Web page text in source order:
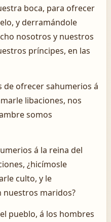
boca, para ofrecer
y derramándole
nosotros y nuestros
príncipes, en las
de ofrecer sahumerios á
libaciones, nos
somos
á la reina del
¿hicímosle
culto, y le
nuestros maridos?
pueblo, á los hombres